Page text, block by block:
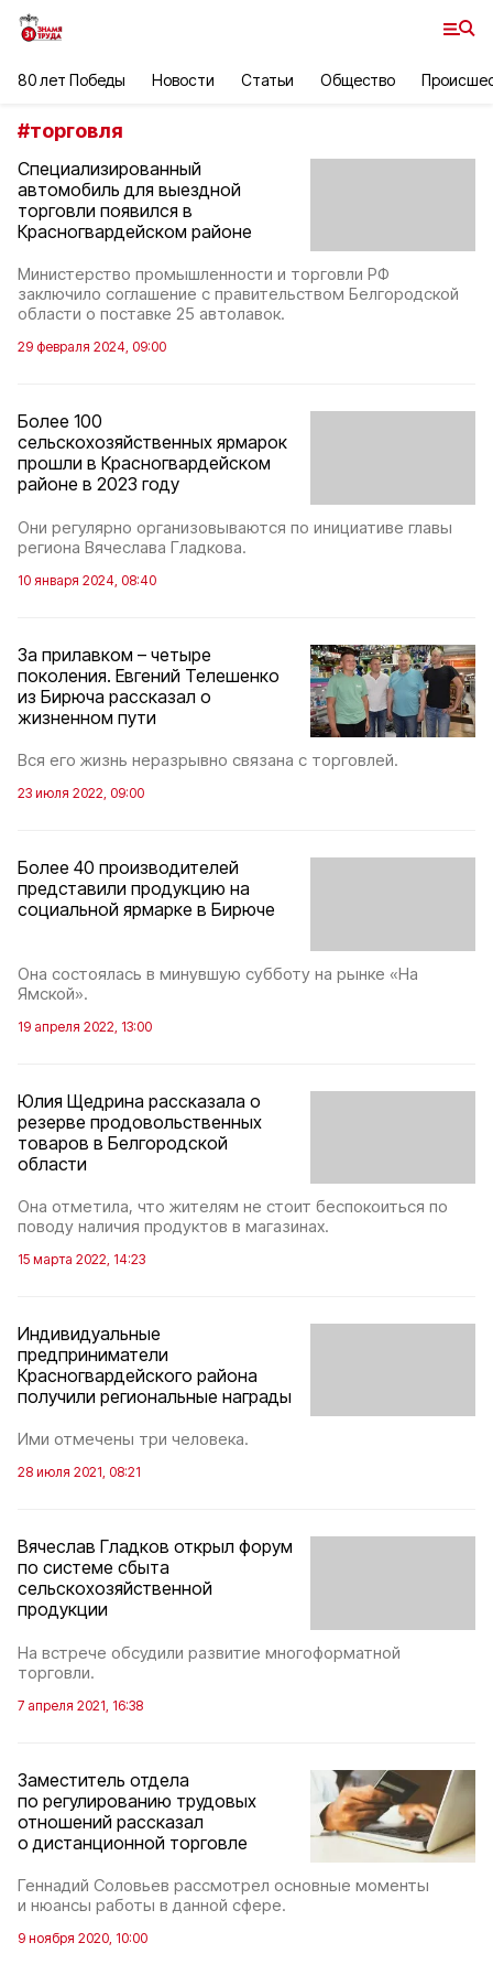
80 лет Победы Новости Статьи Общество
#торговля
Специализированный
автомобиль для выездной
торговли появился в
Красногвардейском районе
Министерство промышленности и торговли РФ
заключило соглашение с правительством Белгородской
области о поставке 25 автолавок.
29 февраля 2024, 09:00
Более 100
сельскохозяйственных ярмарок
прошли в Красногвардейском
районе в 2023 году
Они регулярно организовываются по инициативе главы
региона Вячеслава Гладкова.
10 января 2024, 08:40
За прилавком – четыре
поколения. Евгений Телешенко
из Бирюча рассказал о
жизненном пути
Вся его жизнь неразрывно связана с торговлей.
23 июля 2022, 09:00
Более 40 производителей
представили продукцию на
социальной ярмарке в Бирюче
Она состоялась в минувшую субботу на рынке «На
Ямской».
19 апреля 2022, 13:00
Юлия Щедрина рассказала о
резерве продовольственных
товаров в Белгородской
области
Она отметила, что жителям не стоит беспокоиться по
поводу наличия продуктов в магазинах.
15 марта 2022, 14:23
Индивидуальные
предприниматели
Красногвардейского района
получили региональные награды
Ими отмечены три человека.
28 июля 2021, 08:21
Вячеслав Гладков открыл форум
по системе сбыта
сельскохозяйственной
продукции
На встрече обсудили развитие многоформатной
торговли.
7 апреля 2021, 16:38
Заместитель отдела
по регулированию трудовых
отношений рассказал
о дистанционной торговле
Геннадий Соловьев рассмотрел основные моменты
и нюансы работы в данной сфере.
9 ноября 2020, 10:00